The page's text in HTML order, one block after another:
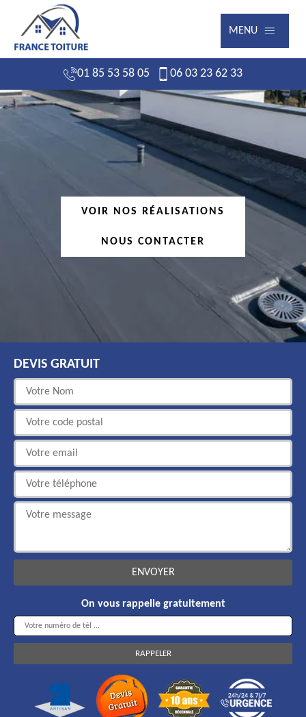
MENU
01 85 53 58 05 06 03 23 62 33
VOIR NOS RÉALISATIONS
NOUS CONTACTER
DEVIS GRATUIT
On vous rappelle gratuitement